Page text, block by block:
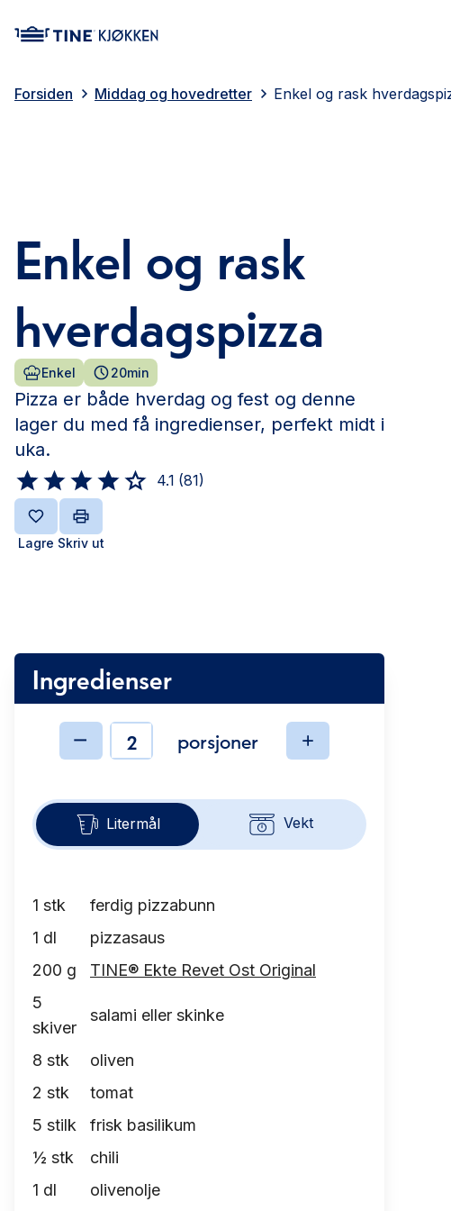
Forsiden Middag og hovedretter Enkel og rask
Enkel og rask
hverdagspizza
Enkel 20min
Pizza er både hverdag og fest og denne
lager du med få ingredienser, perfekt midt i
uka.
4.1 (81)
Lagre Skriv ut
Ingredienser
Ingredienserporsjoner
Litermål Vekt
1 stk
ferdig pizzabunn
1 dl
pizzasaus
200 g
TINE® Ekte Revet Ost Original
5
skiver
salami eller skinke
8 stk
oliven
2 stk
tomat
5 stilk
frisk basilikum
½ stk
chili
1 dl olivenolje